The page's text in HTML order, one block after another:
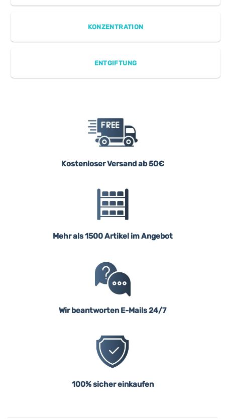
KONZENTRATION
ENTGIFTUNG
Kostenloser Versand ab 50€
Mehr als 1500 Artikel im Angebot
Wir beantworten E-Mails 24/7
100% sicher einkaufen